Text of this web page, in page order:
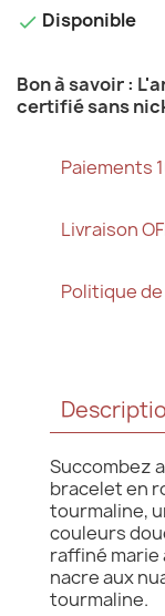
 Disponible
Bon à savoir :
certifié sans
Paiements
Livraison
Politique
Succombez
bracelet en
tourmaline,
couleurs
raffiné marie
nacre aux
tourmaline.